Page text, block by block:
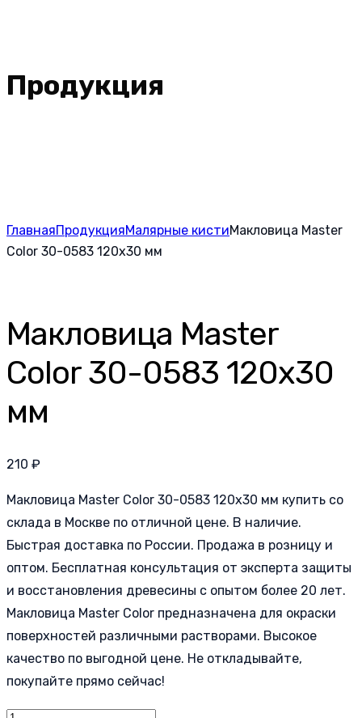
Продукция
ГлавнаяПродукцияМалярные кистиМакловица Master
Color 30-0583 120х30 мм
Макловица Master
Color 30-0583 120х30
мм
210 ₽
Макловица Master Color 30-0583 120х30 мм купить со
склада в Москве по отличной цене. В наличие.
Быстрая доставка по России. Продажа в розницу и
оптом. Бесплатная консультация от эксперта защиты
и восстановления древесины с опытом более 20 лет.
Макловица Master Color предназначена для окраски
поверхностей различными растворами. Высокое
качество по выгодной цене. Не откладывайте,
покупайте прямо сейчас!